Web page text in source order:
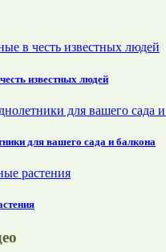
известных людей
для вашего сада и балкона